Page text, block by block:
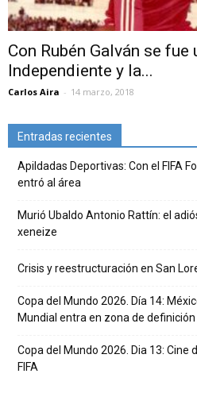
Con Rubén Galván se fue
Independiente y la...
Carlos Aira - 14 marzo, 2018
Entradas recientes
Apildadas Deportivas: Con el FIFA
entró al área
Murió Ubaldo Antonio Rattín: el
xeneize
Crisis y reestructuración en San
Copa del Mundo 2026. Día 14:
Mundial entra en zona de definición
Copa del Mundo 2026. Dia 13: Cine
FIFA